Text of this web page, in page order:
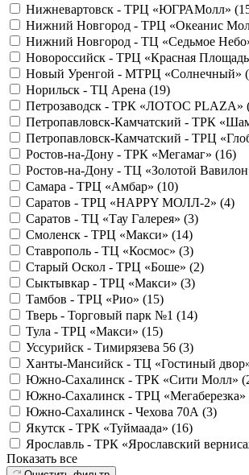
Нижневартовск - ТРЦ «ЮГРАМолл» (
Нижний Новгород - ТРЦ «Океанис
Нижний Новгород - ТЦ «Седьмое
Новороссийск - ТРЦ «Красная
Новый Уренгой - МТРЦ «Солнечный» (
Норильск - ТЦ Арена (19)
Петрозаводск - ТРК «ЛОТОС PLAZA»
Петропавловск-Камчатский - ТРК
Петропавловск-Камчатский - ТРЦ
Ростов-на-Дону - ТРК «Мегамаг» (16)
Ростов-на-Дону - ТЦ «Золотой
Самара - ТРЦ «Амбар» (10)
Саратов - ТРЦ «HAPPY МОЛЛ-2» (4)
Саратов - ТЦ «Тау Галерея» (3)
Смоленск - ТРЦ «Макси» (14)
Ставрополь - ТЦ «Космос» (3)
Старый Оскол - ТРЦ «Боше» (2)
Сыктывкар - ТРЦ «Макси» (3)
Тамбов - ТРЦ «Рио» (15)
Тверь - Торговый парк №1 (14)
Тула - ТРЦ «Макси» (15)
Уссурийск - Тимирязева 56 (3)
Ханты-Мансийск - ТЦ «Гостиный
Южно-Сахалинск - ТРК «Сити Молл» (
Южно-Сахалинск - ТРЦ «Мегаберезка»
Южно-Сахалинск - Чехова 70А (3)
Якутск - ТРК «Туймаада» (16)
Ярославль - ТРК «Ярославский
Показать все